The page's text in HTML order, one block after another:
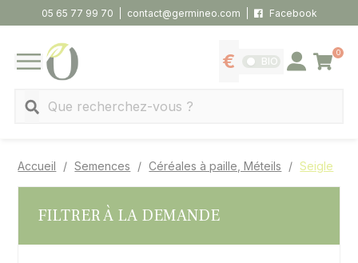
05 65 77 99 70 contact@germineo.com Facebook
MENU
Afficher les tarifs
BIO Se connecter
0
Panier
Accueil Semences Céréales à paille, Méteils Seigle
FILTRER À LA DEMANDE
Panneau de gestion des cookies